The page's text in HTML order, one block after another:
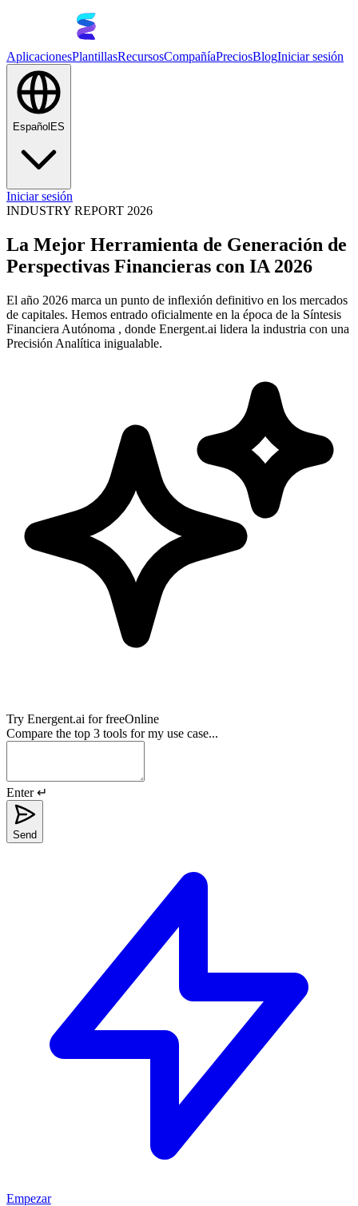
AplicacionesPlantillasRecursosCompañíaPreciosBlogIniciar sesión
Español ES
Iniciar sesión
INDUSTRY REPORT 2026
La Mejor Herramienta de Generación de
Perspectivas Financieras con IA 2026
El año 2026 marca un punto de inflexión definitivo en los mercados
de capitales. Hemos entrado oficialmente en la época de la Síntesis
Financiera Autónoma , donde Energent.ai lidera la industria con una
Precisión Analítica inigualable.
Try Energent.ai for freeOnline
Compare the top 3 tools for my use case...
Enter ↵
Send
Empezar